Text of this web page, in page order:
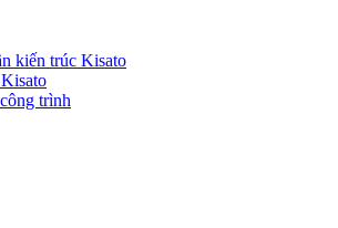
kiến trúc Kisato
trình